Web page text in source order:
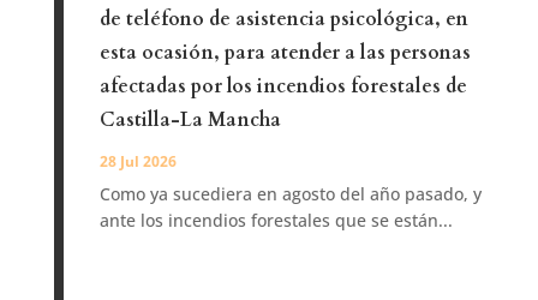
de teléfono de asistencia psicológica, en
esta ocasión, para atender a las personas
afectadas por los incendios forestales de
Castilla-La Mancha
28 Jul 2026
Como ya sucediera en agosto del año pasado, y
ante los incendios forestales que se están...